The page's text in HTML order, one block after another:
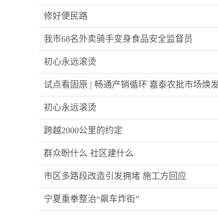
固原吴庄村连续19年“飞”出近百只“金凤凰”
修好便民路
我市68名外卖骑手变身食品安全监督员
初心永远滚烫
试点看固原 | 畅通产销循环 嘉泰农批市场焕
初心永远滚烫
跨越2000公里的约定
——中国商飞公司定点帮扶西吉县纪实
群众盼什么 社区建什么
固原市问需于民绘就27张“生活地图”
市区多路段改造引发拥堵 施工方回应
宁夏重拳整治“飙车炸街”
查处违法行为1367起 多人被拘